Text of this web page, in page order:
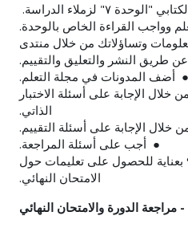
٧" لزملاء الدراسة.
وواجب القراءة الخاص بالوحدة.
وتساؤلاتك من خلال منتدى
طريق النشر والتعليق والتقييم.
المدونات في مجلة التعلم.
الإجابة على أسئلة الاختبار
الذاتي.
الإجابة على أسئلة التقييم.
● أجب على أسئلة المراجعة.
● اقرأ دليل تعلم الوحدة ٩ بعناية للحصول على تعليمات حول
الامتحان النهائي.